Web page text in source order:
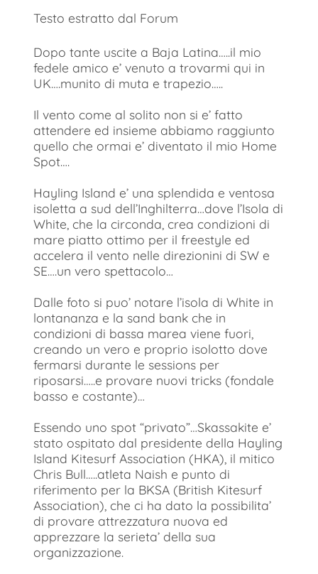
Testo estratto dal Forum
Dopo tante uscite a Baja Latina…..il mio
fedele amico e’ venuto a trovarmi qui in
UK….munito di muta e trapezio…..
Il vento come al solito non si e’ fatto
attendere ed insieme abbiamo raggiunto
quello che ormai e’ diventato il mio Home
Spot….
Hayling Island e’ una splendida e ventosa
isoletta a sud dell’Inghilterra…dove l’Isola di
White, che la circonda, crea condizioni di
mare piatto ottimo per il freestyle ed
accelera il vento nelle direzionini di SW e
SE….un vero spettacolo…
Dalle foto si puo’ notare l’isola di White in
lontananza e la sand bank che in
condizioni di bassa marea viene fuori,
creando un vero e proprio isolotto dove
fermarsi durante le sessions per
riposarsi…..e provare nuovi tricks (fondale
basso e costante)…
Essendo uno spot “privato”…Skassakite e’
stato ospitato dal presidente della Hayling
Island Kitesurf Association (HKA), il mitico
Chris Bull…..atleta Naish e punto di
riferimento per la BKSA (British Kitesurf
Association), che ci ha dato la possibilita’
di provare attrezzatura nuova ed
apprezzare la serieta’ della sua
organizzazione.